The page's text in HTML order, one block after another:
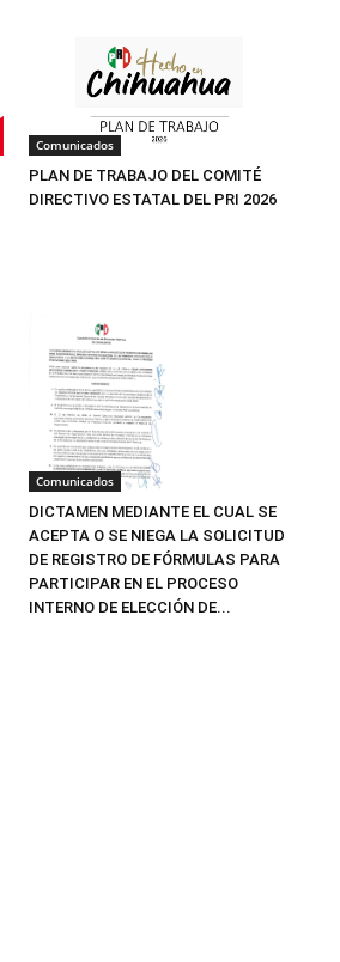
Comunicados
PLAN DE TRABAJO DEL COMITÉ
DIRECTIVO ESTATAL DEL PRI 2026
Comunicados
DICTAMEN MEDIANTE EL CUAL SE
ACEPTA O SE NIEGA LA SOLICITUD
DE REGISTRO DE FÓRMULAS PARA
PARTICIPAR EN EL PROCESO
INTERNO DE ELECCIÓN DE...